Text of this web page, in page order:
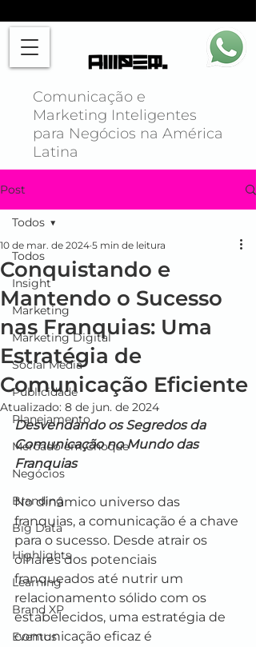
Comunicação e
Marketing Inteligentes
para Negócios na América
Latina
Post
Todos
Insight
Marketing
Marketing Digital
Social Media
Publicidade
Planejamento
Mercado em Choque
Negócios
Branding
Big Data
Highlights
Learning
Brand XP
Eventos
Todos
Conquistando e
Mantendo o Sucesso
nas Franquias: Uma
Estratégia de
Comunicação Eficiente
10 de mar. de 2024 5 min de leitura
Atualizado: 8 de jun. de 2024
Desvendando os Segredos da
Comunicação no Mundo das
Franquias
No dinâmico universo das
franquias, a comunicação é a chave
para o sucesso. Desde atrair os
olhares dos potenciais
franqueados até nutrir um
relacionamento sólido com os
estabelecidos, uma estratégia de
comunicação eficaz é